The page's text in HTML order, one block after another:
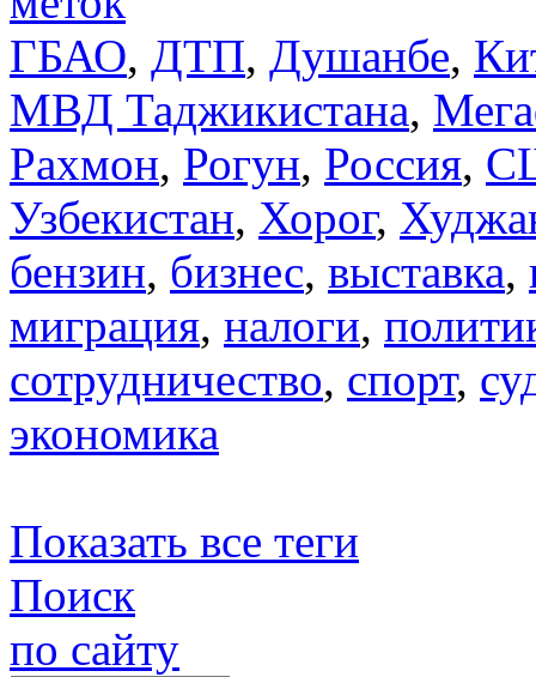
ГБАО, ДТП, Душанбе,
МВД Таджикистана,
Рахмон, Рогун, Россия,
Узбекистан, Хорог,
бензин, бизнес, выставка,
миграция, налоги,
сотрудничество, спорт,
экономика
Показать все теги
Поиск
по сайту